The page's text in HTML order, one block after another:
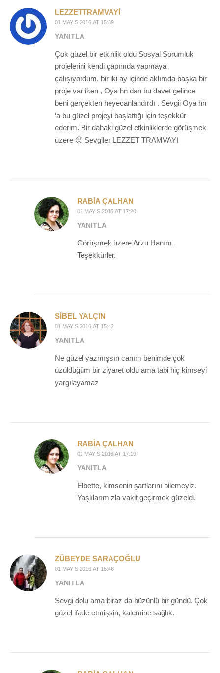
LEZZETTRAMVAYI
01 MAYIS 2016 AT 15:39
YANITLA
Çok güzel bir etkinlik oldu Sosyal Sorumluk
projelerini kendi çapımda yapmaya
çalışıyordum. bir iki ay içinde aklımda başka bir
proje var iken , Oya hn dan bu davet gelince
beni gerçekten heyecanlandırdı . Sevgii Oya hn
‘a bu güzel projeyi başlattığı için teşekkür
ederim. Bir dahaki güzel etkinliklerde görüşmek
üzere 🙂 Sevgiler LEZZET TRAMVAYI
RABIA ÇALHAN
01 MAYIS 2016 AT 17:20
YANITLA
Görüşmek üzere Arzu Hanım.
Teşekkürler.
SIBEL YALÇIN
01 MAYIS 2016 AT 15:42
YANITLA
Ne güzel yazmışsın canım benimde çok
üzüldüğüm bir ziyaret oldu ama tabi hiç kimseyi
yargılayamaz
RABIA ÇALHAN
01 MAYIS 2016 AT 17:19
YANITLA
Elbette, kimsenin şartlarını bilemeyiz.
Yaşlılarımızla vakit geçirmek güzeldi.
ZÜBEYDE SARAÇOĞLU
01 MAYIS 2016 AT 15:46
YANITLA
Sevgi dolu ama biraz da hüzünlü bir gündü. Çok
güzel ifade etmişsin, kalemine sağlık.